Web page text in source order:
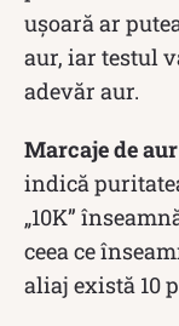
ușoară ar
aur, iar testul
adevăr aur.
Marcaje de aur
indică
„10K”
ceea ce
aliaj există 10